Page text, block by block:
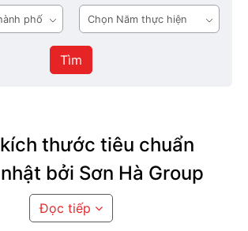
tầng
1
Năm
thực
hiện
Tìm
thước tiêu chuẩn
bởi Sơn Hà Group
Đọc tiếp